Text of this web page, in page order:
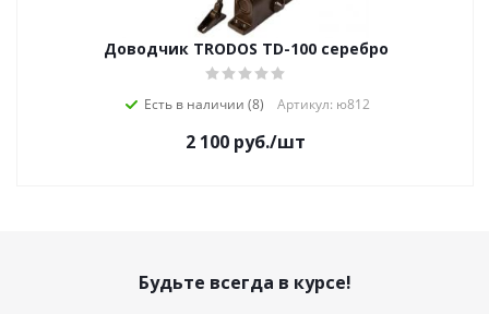
Доводчик TRODOS TD-100 серебро
Есть в наличии (8) Артикул: ю812
2 100 руб./шт
Будьте всегда в курсе!